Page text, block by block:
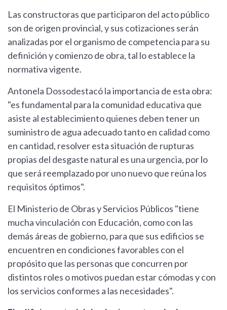
Las constructoras que participaron del acto público
son de origen provincial, y sus cotizaciones serán
analizadas por el organismo de competencia para su
definición y comienzo de obra, tal lo establece la
normativa vigente.
Antonela Dossodestacó la importancia de esta obra:
"es fundamental para la comunidad educativa que
asiste al establecimiento quienes deben tener un
suministro de agua adecuado tanto en calidad como
en cantidad, resolver esta situación de rupturas
propias del desgaste natural es una urgencia, por lo
que será reemplazado por uno nuevo que reúna los
requisitos óptimos".
El Ministerio de Obras y Servicios Públicos "tiene
mucha vinculación con Educación, como con las
demás áreas de gobierno, para que sus edificios se
encuentren en condiciones favorables con el
propósito que las personas que concurren por
distintos roles o motivos puedan estar cómodas y con
los servicios conformes a las necesidades".